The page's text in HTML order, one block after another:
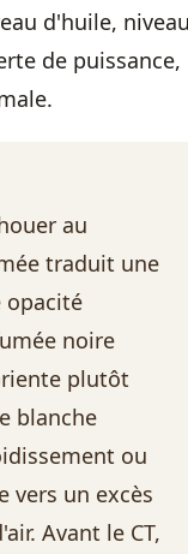
d'huile,
de puissance,
au
traduit une
opacité
noire
plutôt
blanche
ou
vers un excès
Avant le CT,